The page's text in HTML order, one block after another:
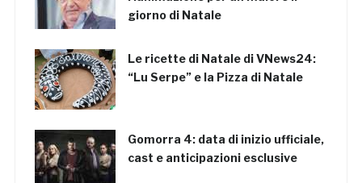
giorno di Natale
Le ricette di Natale di VNews24:
“Lu Serpe” e la Pizza di Natale
Gomorra 4: data di inizio ufficiale,
cast e anticipazioni esclusive